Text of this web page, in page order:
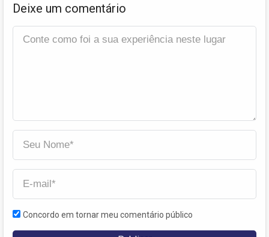
Deixe um comentário
Concordo em tornar meu comentário público